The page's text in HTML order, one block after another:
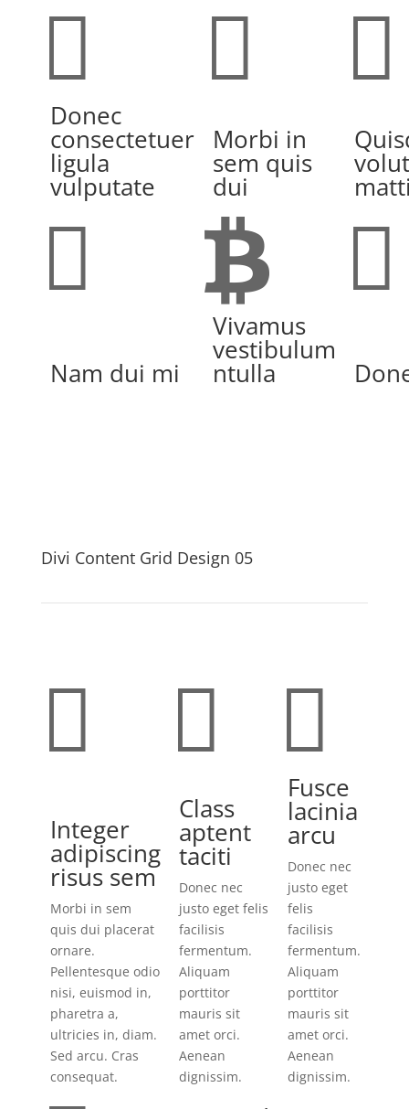

Donec
consectetuer
ligula
vulputate

Morbi in
sem quis
dui


Nam dui mi

Vivamus
vestibulum
ntulla

Divi Content Grid Design 05

Integer
adipiscing
risus sem
Morbi in sem
quis dui placerat
ornare.
Pellentesque odio
nisi, euismod in,
pharetra a,
ultricies in, diam.
Sed arcu. Cras
consequat.

Class
aptent
taciti
Donec nec
justo eget felis
facilisis
fermentum.
Aliquam
porttitor
mauris sit
amet orci.
Aenean
dignissim.

Fusce
lacinia
arcu
Donec nec
justo eget
felis
facilisis
fermentum.
Aliquam
porttitor
mauris sit
amet orci.
Aenean
dignissim.